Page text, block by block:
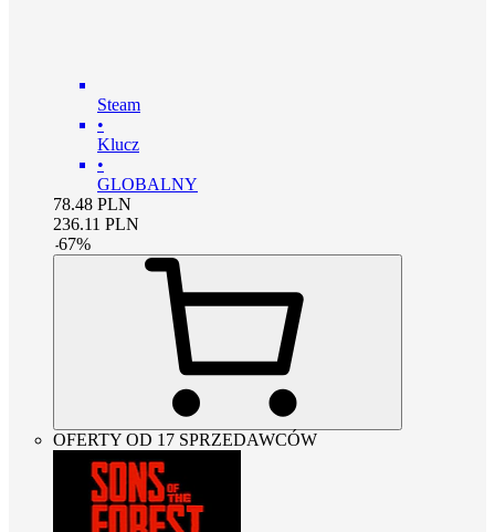
Steam
•
Klucz
•
GLOBALNY
78.48 PLN
236.11 PLN
-67%
OFERTY OD 17 SPRZEDAWCÓW